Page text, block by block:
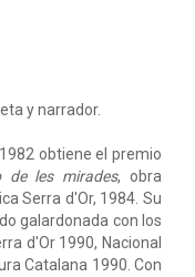
y narrador.
obtiene el premio
de les mirades, obra
Serra d'Or, 1984. Su
galardonada con los
d'Or 1990, Nacional
Catalana 1990. Con